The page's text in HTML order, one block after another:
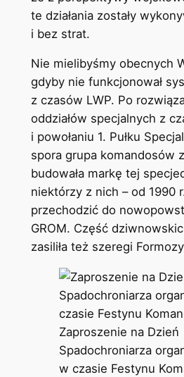
te działania zostały
i bez strat.
Nie mielibyśmy obecnych
gdyby nie funkcjonował
z czasów LWP. Po
oddziałów specjalnych z
i powołaniu 1. Pułku
spora grupa komandosów
budowała markę tej
niektórzy z nich – od 1990
przechodzić do
GROM. Część
zasiliła też szeregi
Zaproszenie na Dzień
Spadochroniarza
w czasie Festynu